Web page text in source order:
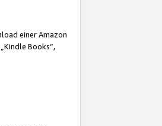
einer Amazon
Books“,